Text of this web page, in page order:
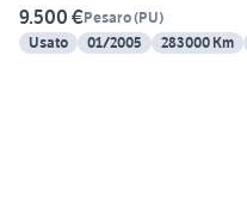
9.500 €Pesaro(PU)
Usato
01/2005 283000 Km